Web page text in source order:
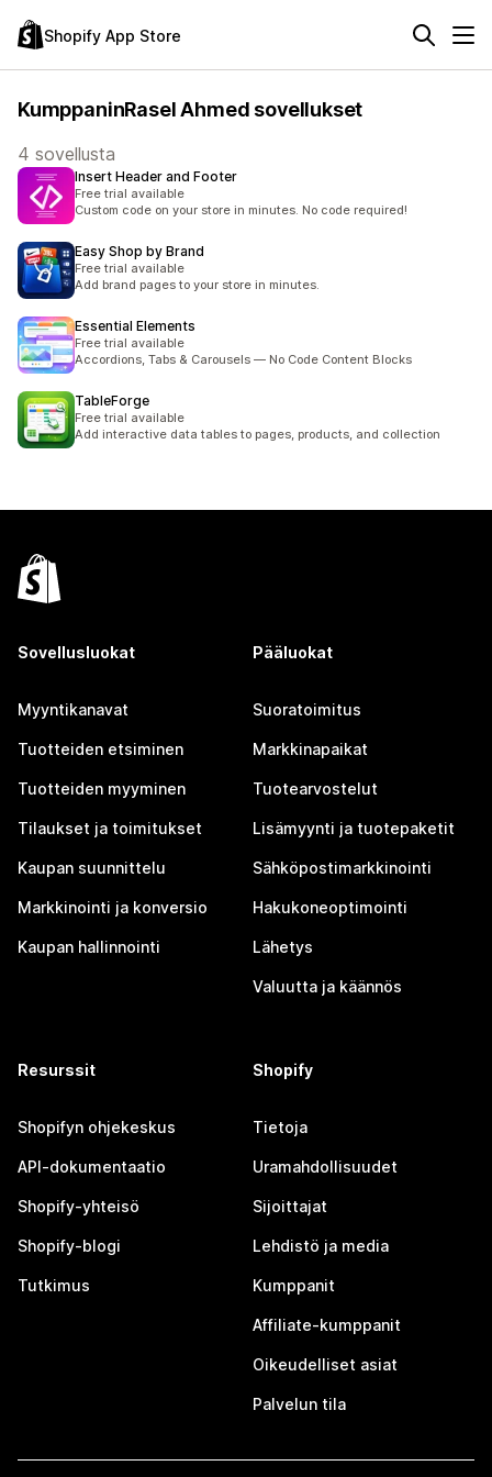
Shopify App Store
KumppaninRasel Ahmed sovellukset
4 sovellusta
Insert Header and Footer
Free trial available
Custom code on your store in minutes. No code required!
Easy Shop by Brand
Free trial available
Add brand pages to your store in minutes.
Essential Elements
Free trial available
Accordions, Tabs & Carousels — No Code Content Blocks
TableForge
Free trial available
Add interactive data tables to pages, products, and collection
Sovellusluokat
Myyntikanavat
Tuotteiden etsiminen
Tuotteiden myyminen
Tilaukset ja toimitukset
Kaupan suunnittelu
Markkinointi ja konversio
Kaupan hallinnointi
Pääluokat
Suoratoimitus
Markkinapaikat
Tuotearvostelut
Lisämyynti ja tuotepaketit
Sähköpostimarkkinointi
Hakukoneoptimointi
Lähetys
Valuutta ja käännös
Resurssit
Shopifyn ohjekeskus
API-dokumentaatio
Shopify-yhteisö
Shopify-blogi
Tutkimus
Shopify
Tietoja
Uramahdollisuudet
Sijoittajat
Lehdistö ja media
Kumppanit
Affiliate-kumppanit
Oikeudelliset asiat
Palvelun tila